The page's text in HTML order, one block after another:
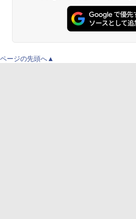
ページの先頭へ▲